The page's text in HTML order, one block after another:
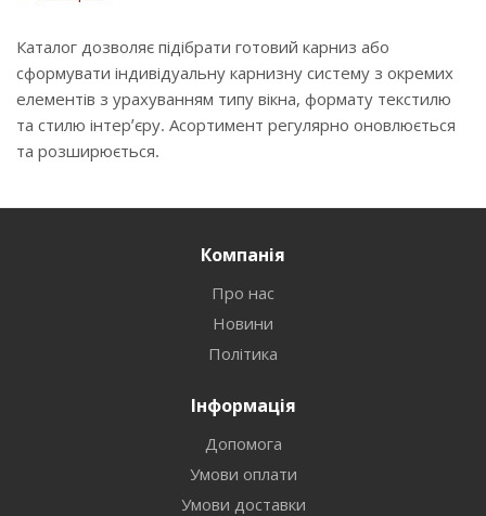
Каталог дозволяє підібрати готовий карниз або
сформувати індивідуальну карнизну систему з окремих
елементів з урахуванням типу вікна, формату текстилю
та стилю інтер’єру. Асортимент регулярно оновлюється
та розширюється.
Компанія
Про нас
Новини
Політика
Інформація
Допомога
Умови оплати
Умови доставки